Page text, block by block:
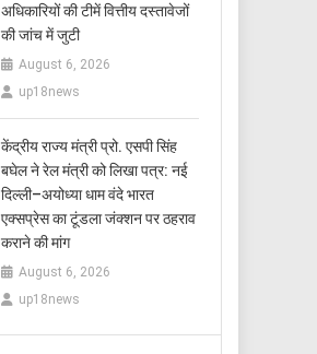
अधिकारियों की टीमें वित्तीय दस्तावेजों
की जांच में जुटी
August 6, 2026
up18news
केंद्रीय राज्य मंत्री प्रो. एसपी सिंह
बघेल ने रेल मंत्री को लिखा पत्र: नई
दिल्ली–अयोध्या धाम वंदे भारत
एक्सप्रेस का टूंडला जंक्शन पर ठहराव
कराने की मांग
August 6, 2026
up18news